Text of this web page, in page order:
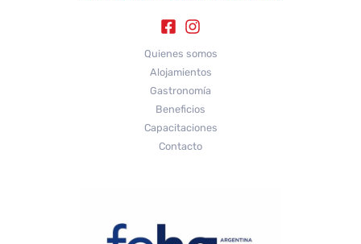
Quienes somos
Alojamientos
Gastronomía
Beneficios
Capacitaciones
Contacto